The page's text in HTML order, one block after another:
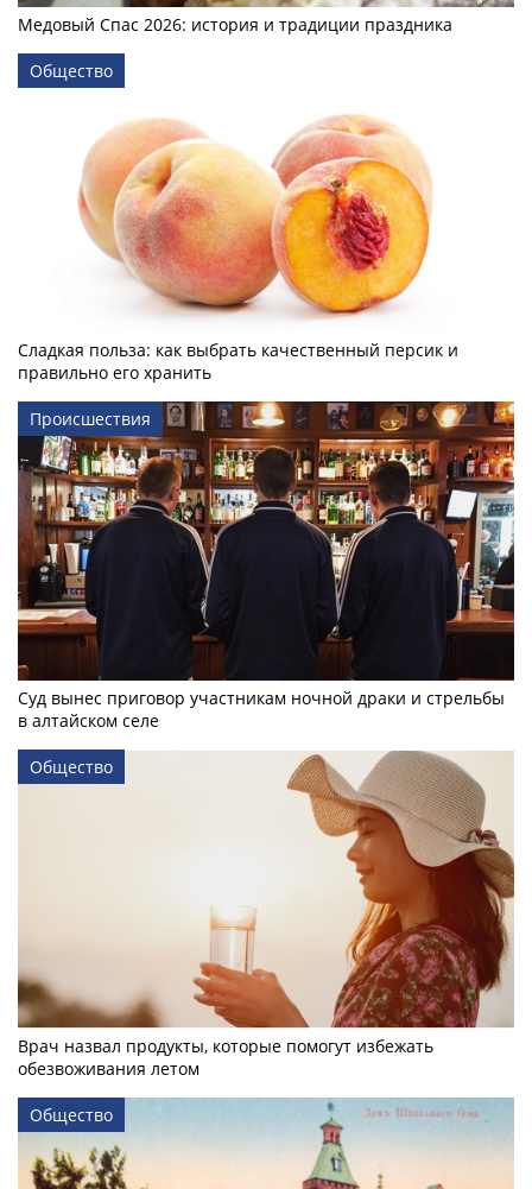
Медовый Спас 2026: история и традиции праздника
Общество
Сладкая польза: как выбрать качественный персик и
правильно его хранить
Происшествия
Суд вынес приговор участникам ночной драки и стрельбы
в алтайском селе
Общество
Врач назвал продукты, которые помогут избежать
обезвоживания летом
Общество